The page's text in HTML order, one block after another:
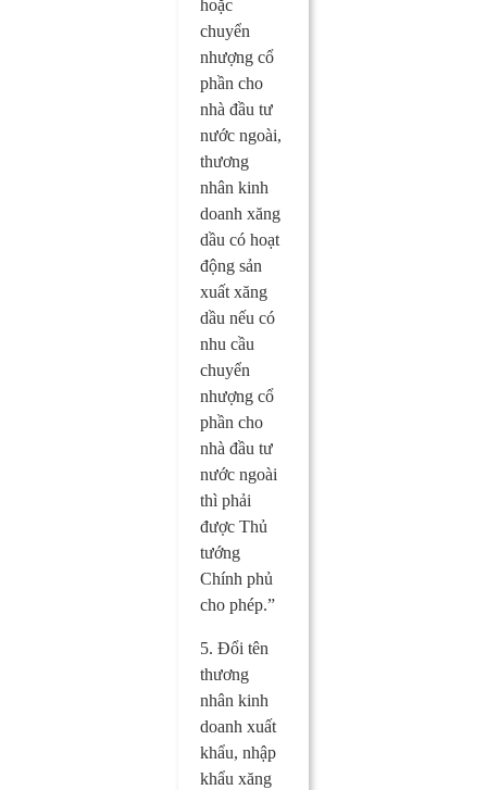
hoặc
chuyển
nhượng cổ
phần cho
nhà đầu tư
nước ngoài,
thương
nhân kinh
doanh xăng
dầu có hoạt
động sản
xuất xăng
dầu nếu có
nhu cầu
chuyển
nhượng cổ
phần cho
nhà đầu tư
nước ngoài
thì phải
được Thủ
tướng
Chính phủ
cho phép.”
5. Đổi tên
thương
nhân kinh
doanh xuất
khẩu, nhập
khẩu xăng